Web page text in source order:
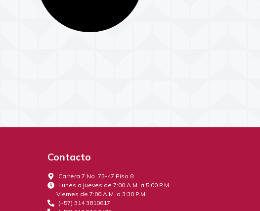
Contacto
Carrera 7 No. 73-47 Piso 8
Lunes a jueves de 7:00 A.M. a 5:00 P.M.
Viernes de 7:00 A.M. a 3:30 P.M.
(+57) 314 3810617